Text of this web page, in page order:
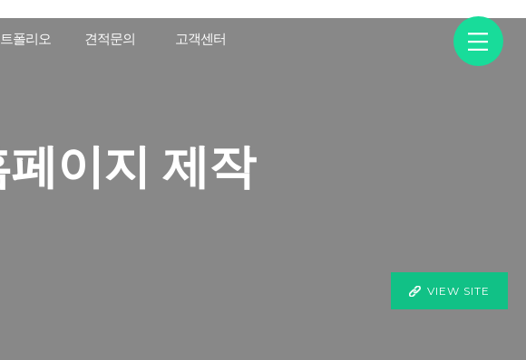
폴리오 견적문의 고객센터
이지 제작
VIEW SITE